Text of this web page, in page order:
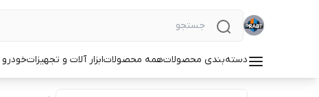
دسته‌بندی محصولاتهمه محصولاتابزار آلات و تجهیزات